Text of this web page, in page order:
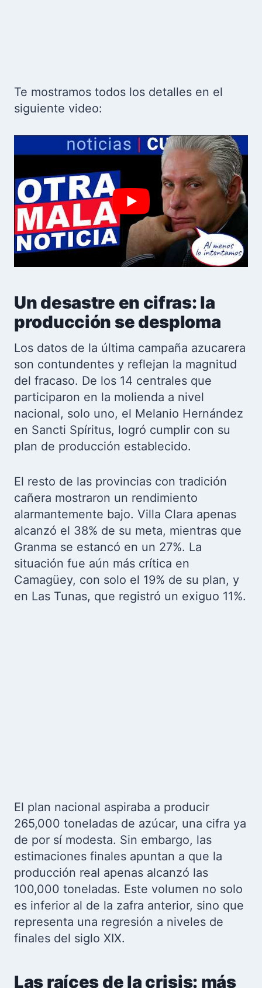
Te mostramos todos los detalles en el
siguiente video:
Un desastre en cifras: la
producción se desploma
Los datos de la última campaña azucarera
son contundentes y reflejan la magnitud
del fracaso. De los 14 centrales que
participaron en la molienda a nivel
nacional, solo uno, el Melanio Hernández
en Sancti Spíritus, logró cumplir con su
plan de producción establecido.
El resto de las provincias con tradición
cañera mostraron un rendimiento
alarmantemente bajo. Villa Clara apenas
alcanzó el 38% de su meta, mientras que
Granma se estancó en un 27%. La
situación fue aún más crítica en
Camagüey, con solo el 19% de su plan, y
en Las Tunas, que registró un exiguo 11%.
El plan nacional aspiraba a producir
265,000 toneladas de azúcar, una cifra ya
de por sí modesta. Sin embargo, las
estimaciones finales apuntan a que la
producción real apenas alcanzó las
100,000 toneladas. Este volumen no solo
es inferior al de la zafra anterior, sino que
representa una regresión a niveles de
finales del siglo XIX.
Las raíces de la crisis: más